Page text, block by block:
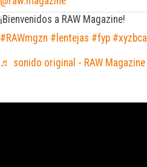
¡Bienvenidos a RAW Magazine!
#RAWmgzn #lentejas #fyp #xyzbca
♬ sonido original - RAW Magazine